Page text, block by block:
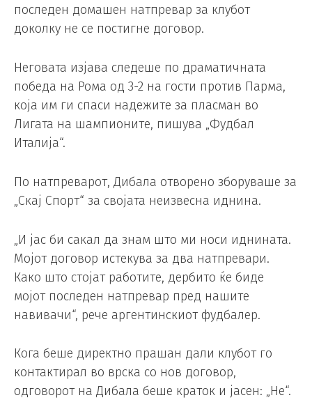
последен домашен натпревар за клубот
доколку не се постигне договор.
Неговата изјава следеше по драматичната
победа на Рома од 3-2 на гости против Парма,
која им ги спаси надежите за пласман во
Лигата на шампионите, пишува „Фудбал
Италија“.
По натпреварот, Дибала отворено зборуваше за
„Скај Спорт“ за својата неизвесна иднина.
„И јас би сакал да знам што ми носи иднината.
Мојот договор истекува за два натпревари.
Како што стојат работите, дербито ќе биде
мојот последен натпревар пред нашите
навивачи“, рече аргентинскиот фудбалер.
Кога беше директно прашан дали клубот го
контактирал во врска со нов договор,
одговорот на Дибала беше краток и јасен: „Не“.